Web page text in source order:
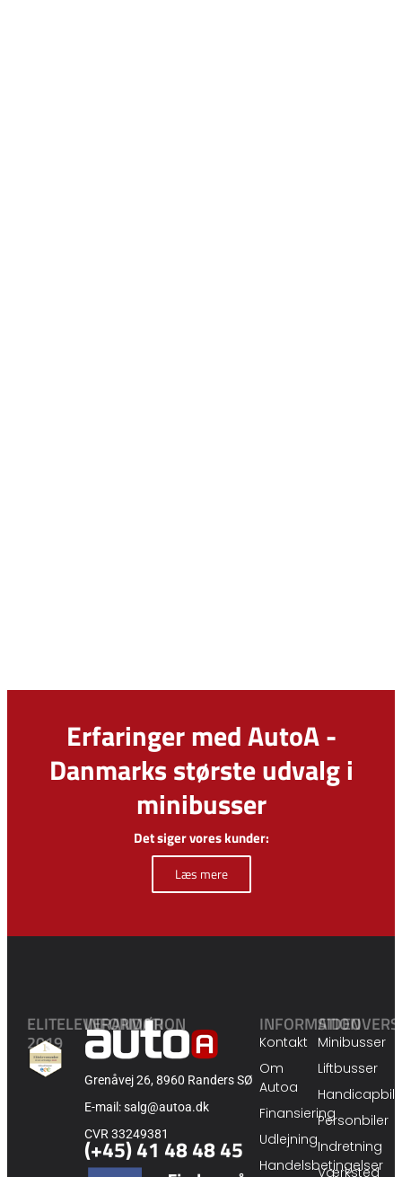
Erfaringer med AutoA -
Danmarks største udvalg i
minibusser
Det siger vores kunder:
Læs mere
Minibusser
Liftbusser
Personbiler
Indretning
Værksted
INFORMATION
Kontakt
Om
Autoa
Finansiering
Udlejning
Handelsbetingelser
INFORMATION
Grenåvej 26, 8960 Randers SØ
E-mail: salg@autoa.dk
CVR 33249381
(+45) 41 48 48 45
ELITELEVERANDØR
2019